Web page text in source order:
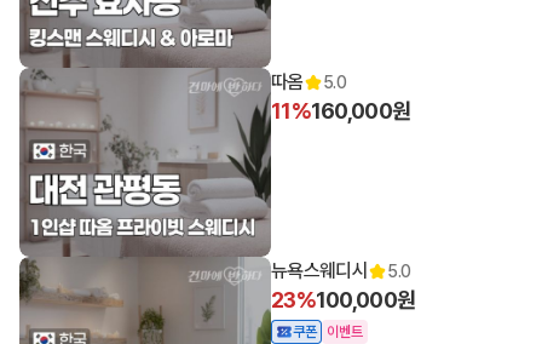
따옴 5.0
11%160,000원
뉴욕스웨디시 5.0
23%100,000원
쿠폰 이벤트